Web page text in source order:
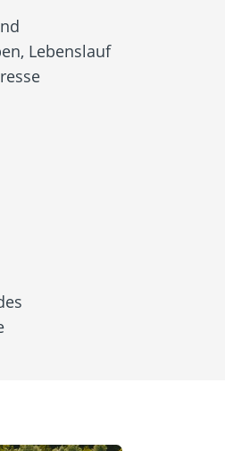
Lebenslauf